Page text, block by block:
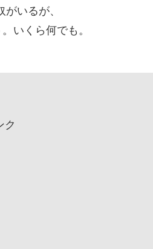
いるが、
いくら何でも。
ク